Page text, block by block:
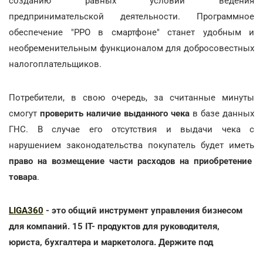
предпринимательской деятельности. Программное
обеспечение "РРО в смартфоне" станет удобным и
необременительным функционалом для добросовестных
налогоплательщиков.
Потребители, в свою очередь, за считанные минуты
смогут проверить наличие выданного чека в базе данных
ГНС. В случае его отсутствия и выдачи чека с
нарушением законодательства покупатель будет иметь
право на возмещение части расходов на приобретение
товара.
LIGA360 - это общий инструмент управления бизнесом
для компаний. 15 IT- продуктов для руководителя,
юриста, бухгалтера и маркетолога. Держите под